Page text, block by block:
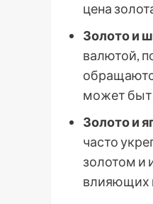
цена
Золото и
валютой,
может
Золото и
часто
золотом и
влияющих